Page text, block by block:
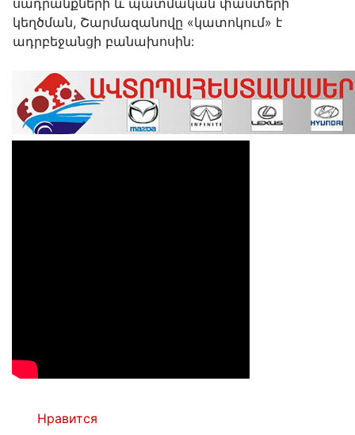
սադրանքների և պատմական փաստերի
կեղծման, Շարմազանովը «կատոկում» է
ադրբեջանցի բանախոսին:
Нравится